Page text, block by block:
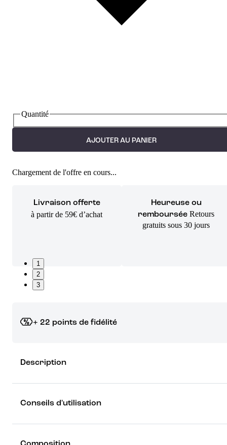
Quantité
AJOUTER AU PANIER
Chargement de l'offre en cours...
Livraison offerte
à partir de 59€ d’achat
Heureuse ou
remboursée Retours
gratuits sous 30 jours
1
2
3
+ 22 points de fidélité
rêver !
Découvrez les récompenses
Description
Conseils d'utilisation